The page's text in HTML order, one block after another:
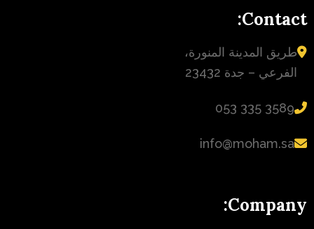
Contact:
طريق المدينة المنورة،
الفرعي – جدة 23432
‪053 335 3589‬
info@moham.sa
Company: